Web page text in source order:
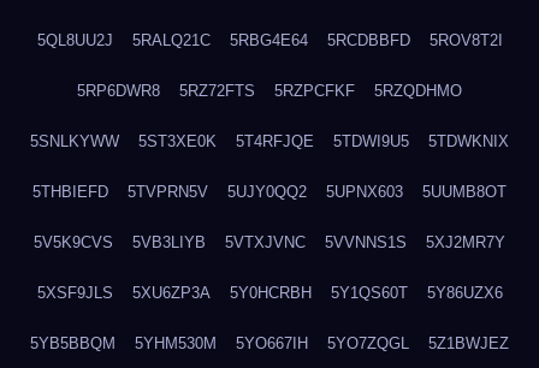
5QL8UU2J 5RALQ21C 5RBG4E64 5RCDBBFD 5ROV8T2I
5RP6DWR8 5RZ72FTS 5RZPCFKF 5RZQDHMO
5SNLKYWW 5ST3XE0K 5T4RFJQE 5TDWI9U5 5TDWKNIX
5THBIEFD 5TVPRN5V 5UJY0QQ2 5UPNX603 5UUMB8OT
5V5K9CVS 5VB3LIYB 5VTXJVNC 5VVNNS1S 5XJ2MR7Y
5XSF9JLS 5XU6ZP3A 5Y0HCRBH 5Y1QS60T 5Y86UZX6
5YB5BBQM 5YHM530M 5YO667IH 5YO7ZQGL 5Z1BWJEZ